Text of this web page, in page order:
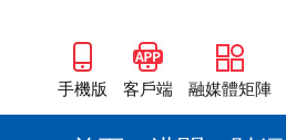
手機版 客戶端 融媒體矩陣